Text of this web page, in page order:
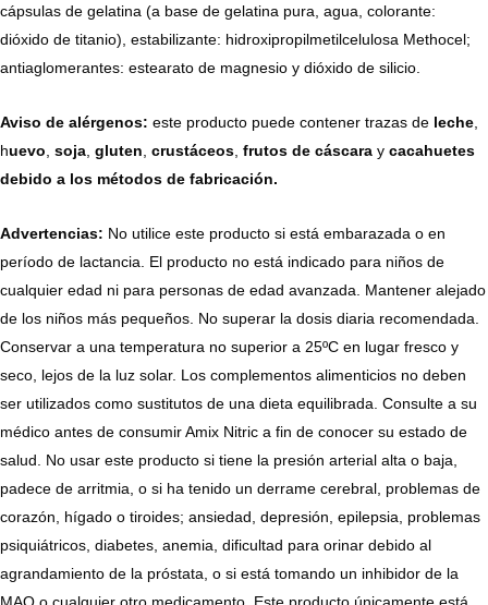
cápsulas de gelatina (a base de gelatina pura, agua, colorante:
dióxido de titanio), estabilizante: hidroxipropilmetilcelulosa Methocel;
antiaglomerantes: estearato de magnesio y dióxido de silicio.
Aviso de alérgenos: este producto puede contener trazas de leche
huevo soja gluten crustáceos frutos de cáscara y cacahuetes
debido a los métodos de fabricación.
Advertencias: No utilice este producto si está embarazada o en
período de lactancia. El producto no está indicado para niños de
cualquier edad ni para personas de edad avanzada. Mantener alejado
de los niños más pequeños. No superar la dosis diaria recomendada.
Conservar a una temperatura no superior a 25ºC en lugar fresco y
seco, lejos de la luz solar. Los complementos alimenticios no deben
ser utilizados como sustitutos de una dieta equilibrada. Consulte a su
médico antes de consumir Amix Nitric a fin de conocer su estado de
salud. No usar este producto si tiene la presión arterial alta o baja,
padece de arritmia, o si ha tenido un derrame cerebral, problemas de
corazón, hígado o tiroides; ansiedad, depresión, epilepsia, problemas
psiquiátricos, diabetes, anemia, dificultad para orinar debido al
agrandamiento de la próstata, o si está tomando un inhibidor de la
MAO o cualquier otro medicamento. Este producto únicamente está